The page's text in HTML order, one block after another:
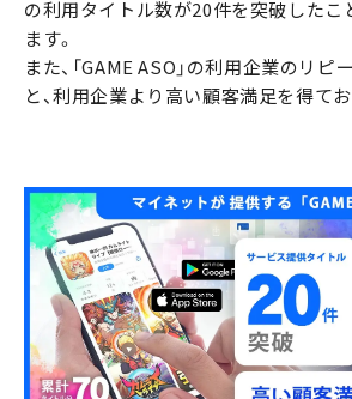
の利用タイトル数が20件を突破したこ
ます。
また、「GAME ASO」の利用企業のリ
と、利用企業より高い顧客満足を得てお